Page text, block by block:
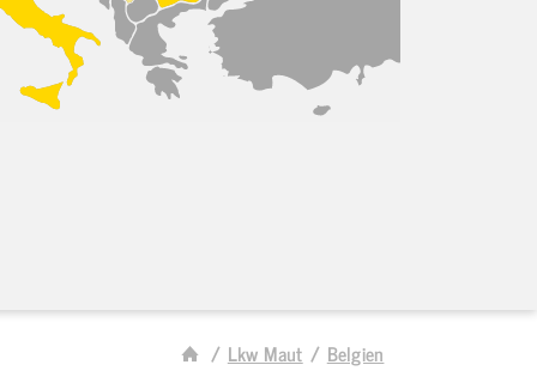
Lkw Maut Belgien